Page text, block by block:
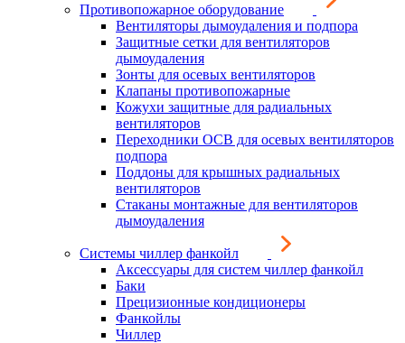
Противопожарное оборудование
Вентиляторы дымоудаления и подпора
Защитные сетки для вентиляторов
дымоудаления
Зонты для осевых вентиляторов
Клапаны противопожарные
Кожухи защитные для радиальных
вентиляторов
Переходники ОСВ для осевых вентиляторов
подпора
Поддоны для крышных радиальных
вентиляторов
Стаканы монтажные для вентиляторов
дымоудаления
Системы чиллер фанкойл
Аксессуары для систем чиллер фанкойл
Баки
Прецизионные кондиционеры
Фанкойлы
Чиллер